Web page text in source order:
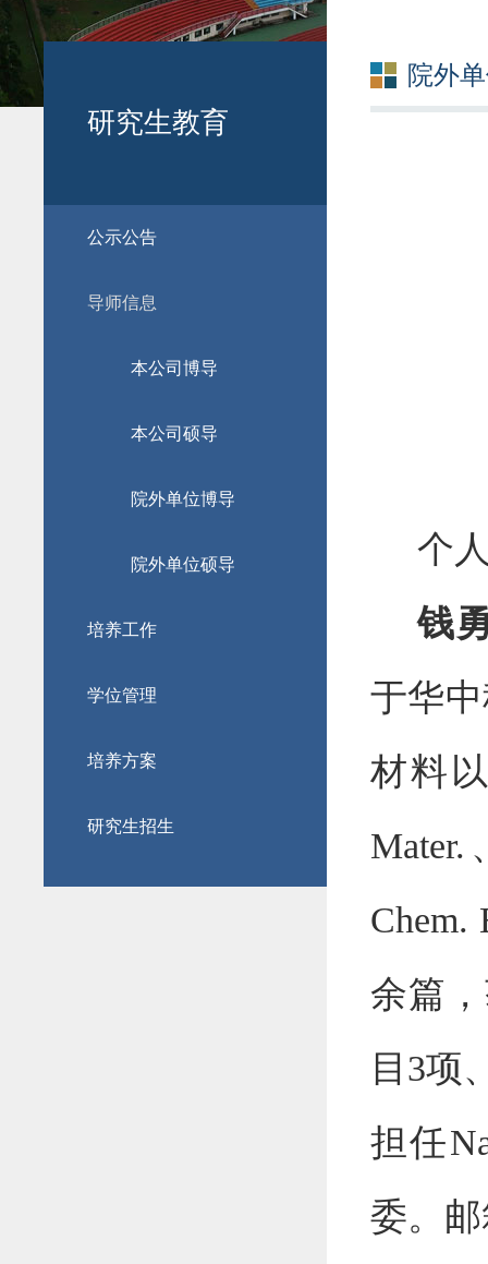
研究生教育
公示公告
导师信息
本公司博导
本公司硕导
院外单位博导
院外单位硕导
培养工作
学位管理
培养方案
研究生招生
院外
个
钱
于华
材料
Mater.
Chem.
余篇
目 3项
担任
委。